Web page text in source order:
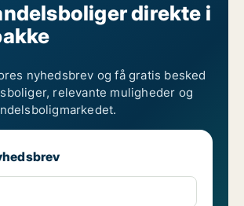
direkte i
nyhedsbrev og få gratis besked
relevante muligheder og